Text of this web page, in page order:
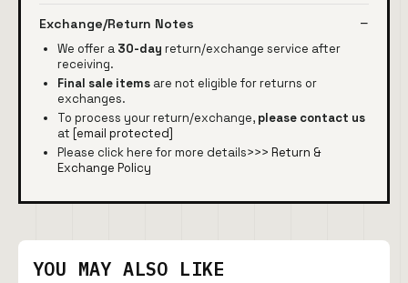
Exchange/Return Notes
We offer a 30-day return/exchange service after
receiving.
Final sale items are not eligible for returns or
exchanges.
To process your return/exchange, please contact us
at [email protected]
Please click here for more details>>> Return &
Exchange Policy
YOU MAY ALSO LIKE